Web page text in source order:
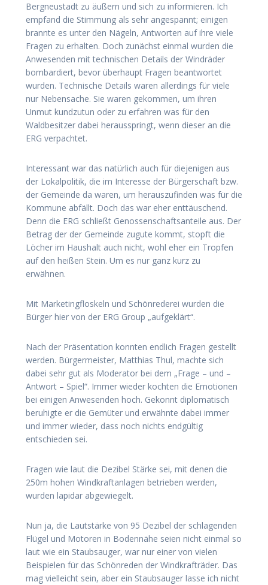
Bergneustadt zu äußern und sich zu informieren. Ich
empfand die Stimmung als sehr angespannt; einigen
brannte es unter den Nägeln, Antworten auf ihre viele
Fragen zu erhalten. Doch zunächst einmal wurden die
Anwesenden mit technischen Details der Windräder
bombardiert, bevor überhaupt Fragen beantwortet
wurden. Technische Details waren allerdings für viele
nur Nebensache. Sie waren gekommen, um ihren
Unmut kundzutun oder zu erfahren was für den
Waldbesitzer dabei herausspringt, wenn dieser an die
ERG verpachtet.
Interessant war das natürlich auch für diejenigen aus
der Lokalpolitik, die im Interesse der Bürgerschaft bzw.
der Gemeinde da waren, um herauszufinden was für die
Kommune abfällt. Doch das war eher enttäuschend.
Denn die ERG schließt Genossenschaftsanteile aus. Der
Betrag der der Gemeinde zugute kommt, stopft die
Löcher im Haushalt auch nicht, wohl eher ein Tropfen
auf den heißen Stein. Um es nur ganz kurz zu
erwähnen.
Mit Marketingfloskeln und Schönrederei wurden die
Bürger hier von der ERG Group „aufgeklärt“.
Nach der Präsentation konnten endlich Fragen gestellt
werden. Bürgermeister, Matthias Thul, machte sich
dabei sehr gut als Moderator bei dem „Frage – und –
Antwort – Spiel“. Immer wieder kochten die Emotionen
bei einigen Anwesenden hoch. Gekonnt diplomatisch
beruhigte er die Gemüter und erwähnte dabei immer
und immer wieder, dass noch nichts endgültig
entschieden sei.
Fragen wie laut die Dezibel Stärke sei, mit denen die
250m hohen Windkraftanlagen betrieben werden,
wurden lapidar abgewiegelt.
Nun ja, die Lautstärke von 95 Dezibel der schlagenden
Flügel und Motoren in Bodennähe seien nicht einmal so
laut wie ein Staubsauger, war nur einer von vielen
Beispielen für das Schönreden der Windkrafträder. Das
mag vielleicht sein, aber ein Staubsauger lasse ich nicht